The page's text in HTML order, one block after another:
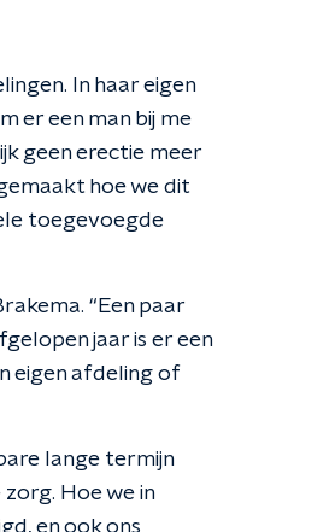
In haar eigen
er een man bij me
geen erectie meer
hoe we dit
toegevoegde
“Een paar
jaar is er een
eigen afdeling of
lange termijn
Hoe we in
en ook ons